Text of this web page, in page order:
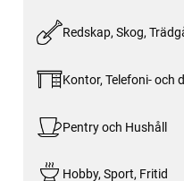
Redskap, Skog,
Kontor, Telefoni- och
Pentry och Hushåll
Hobby, Sport, Fritid